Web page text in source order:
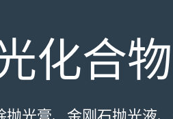
化合
抛光膏、金刚石抛光液